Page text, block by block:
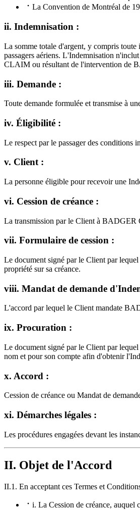
La Convention de Montréal de
ii. Indemnisation :
La somme totale d'argent, y compris toute
passagers aériens. L'Indemnisation
CLAIM ou résultant de l'intervention de
iii. Demande :
Toute demande formulée et transmise à
iv. Éligibilité :
Le respect par le passager des conditions
v. Client :
La personne éligible pour recevoir une
vi. Cession de créance :
La transmission par le Client à BADGER
vii. Formulaire de cession :
Le document signé par le Client par
propriété sur sa créance.
viii. Mandat de demande
L'accord par lequel le Client mandate
ix. Procuration :
Le document signé par le Client par
nom et pour son compte afin d'obtenir
x. Accord :
Cession de créance ou Mandat de
xi. Démarches légales :
Les procédures engagées devant les
II. Objet de l'Accord
II.1. En acceptant ces Termes et
i. La Cession de créance,